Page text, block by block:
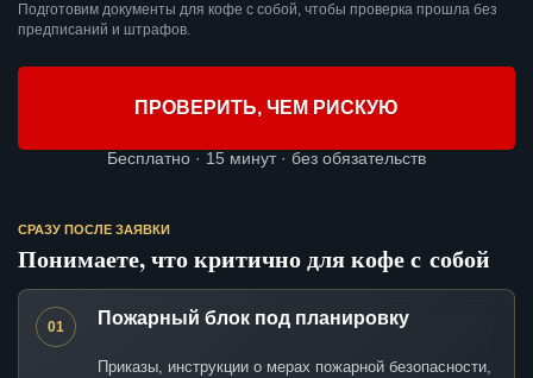
Подготовим документы для кофе с собой, чтобы проверка прошла без
предписаний и штрафов.
ПРОВЕРИТЬ, ЧЕМ РИСКУЮ
Бесплатно · 15 минут · без обязательств
СРАЗУ ПОСЛЕ ЗАЯВКИ
Понимаете, что критично для кофе с собой
01 Пожарный блок под планировку
Приказы, инструкции о мерах пожарной безопасности,